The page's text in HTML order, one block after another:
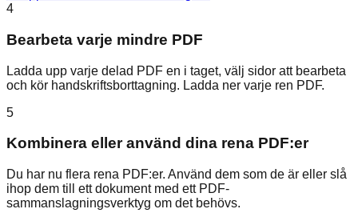
4
Bearbeta varje mindre PDF
Ladda upp varje delad PDF en i taget, välj sidor att bearbeta
och kör handskriftsborttagning. Ladda ner varje ren PDF.
5
Kombinera eller använd dina rena PDF:er
Du har nu flera rena PDF:er. Använd dem som de är eller slå
ihop dem till ett dokument med ett PDF-
sammanslagningsverktyg om det behövs.